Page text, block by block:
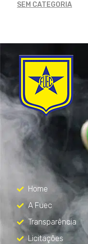
SEM CATEGORIA
FUEC
Só mais um site WordPress
Menu
Home
A Fuec
Transparência
Licitações